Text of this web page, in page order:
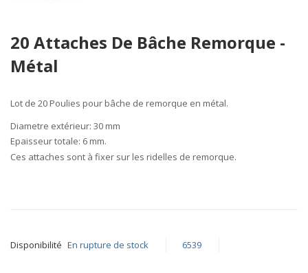
to
beginning
the
gallery
20 Attaches De Bâche Remorque -
Métal
Lot de 20 Poulies pour bâche de remorque en métal.
Diametre extérieur: 30 mm
Epaisseur totale: 6 mm.
Ces attaches sont à fixer sur les ridelles de remorque.
Disponibilité En rupture de stock 6539